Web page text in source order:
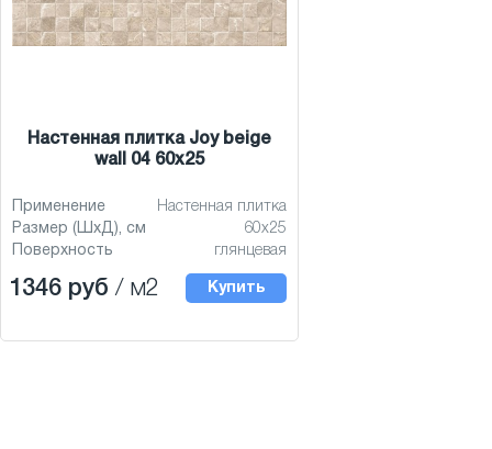
Настенная плитка Joy beige
wall 04 60x25
Применение
Настенная плитка
Размер (ШхД), см
60x25
Поверхность
глянцевая
1346 руб / м2 Купить